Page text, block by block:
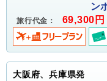
ン
旅行代金： 69,300円
大阪府、兵庫県発